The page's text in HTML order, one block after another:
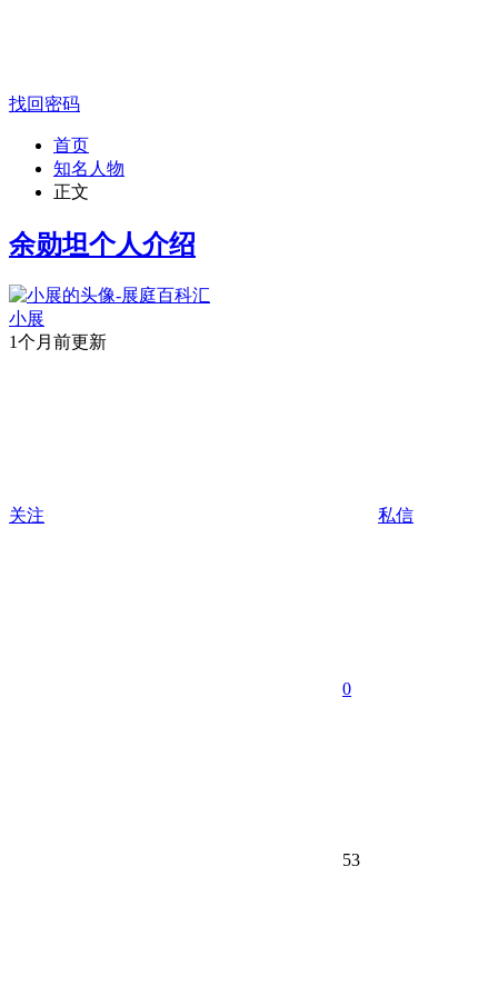
找回密码
首页
知名人物
正文
余勋坦个人介绍
小展
1个月前更新
关注 私信
0
53